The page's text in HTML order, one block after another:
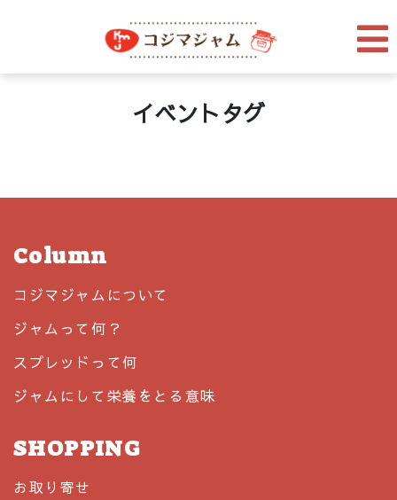
イベントタグ
Column
コジマジャムについて
ジャムって何？
スプレッドって何
ジャムにして栄養をとる意味
SHOPPING
お取り寄せ